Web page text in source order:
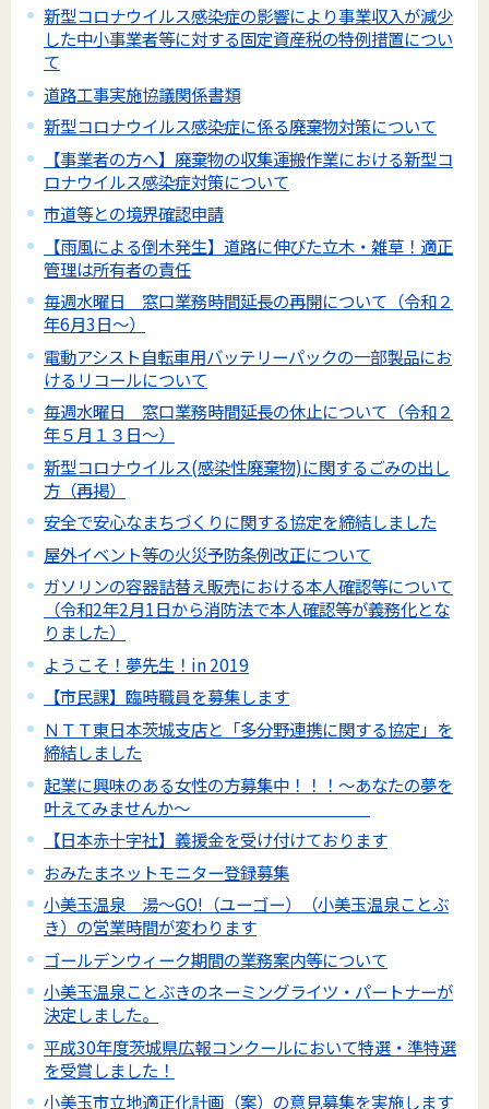
新型コロナウイルス感染症の影響により事業収入が減少
した中小事業者等に対する固定資産税の特例措置につい
て
道路工事実施協議関係書類
新型コロナウイルス感染症に係る廃棄物対策について
【事業者の方へ】廃棄物の収集運搬作業における新型コ
ロナウイルス感染症対策について
市道等との境界確認申請
【雨風による倒木発生】道路に伸びた立木・雑草！適正
管理は所有者の責任
毎週水曜日 窓口業務時間延長の再開について（令和２
年6月3日～）
電動アシスト自転車用バッテリーパックの一部製品にお
けるリコールについて
毎週水曜日 窓口業務時間延長の休止について（令和２
年５月１３日～）
新型コロナウイルス(感染性廃棄物)に関するごみの出し
方（再掲）
安全で安心なまちづくりに関する協定を締結しました
屋外イベント等の火災予防条例改正について
ガソリンの容器詰替え販売における本人確認等について
（令和2年2月1日から消防法で本人確認等が義務化とな
りました）
ようこそ！夢先生！in 2019
【市民課】臨時職員を募集します
ＮＴＴ東日本茨城支店と「多分野連携に関する協定」を
締結しました
起業に興味のある女性の方募集中！！！～あなたの夢を
叶えてみませんか～
【日本赤十字社】義援金を受け付けております
おみたまネットモニター登録募集
小美玉温泉 湯～GO!（ユーゴー）（小美玉温泉ことぶ
き）の営業時間が変わります
ゴールデンウィーク期間の業務案内等について
小美玉温泉ことぶきのネーミングライツ・パートナーが
決定しました。
平成30年度茨城県広報コンクールにおいて特選・準特選
を受賞しました！
小美玉市立地適正化計画（案）の意見募集を実施します